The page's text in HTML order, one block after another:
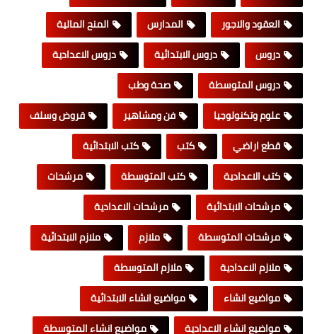
العقود والاجور
المدارس
المنح المالية
دروس
دروس الابتدائية
دروس الاعدادية
دروس المتوسطة
صحة وطب
علوم وتكنولوجيا
فن ومشاهير
قروض وسلف
قطع اراضي
كتب
كتب الابتدائية
كتب الاعدادية
كتب المتوسطة
مرشحات
مرشحات الابتدائية
مرشحات الاعدادية
مرشحات المتوسطة
ملازم
ملازم الابتدائية
ملازم الاعدادية
ملازم المتوسطة
مواضيع انشاء
مواضيع انشاء الابتدائية
مواضيع انشاء الاعدادية
مواضيع انشاء المتوسطة